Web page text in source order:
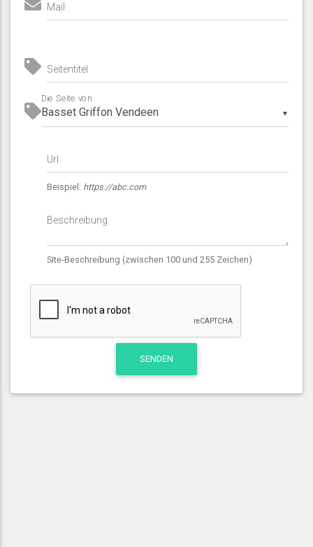
Mail
Seitentitel
▼
Die Seite von
Url
Beispiel: https://abc.com
Beschreibung
Site-Beschreibung (zwischen 100 und 255 Zeichen)
SENDEN